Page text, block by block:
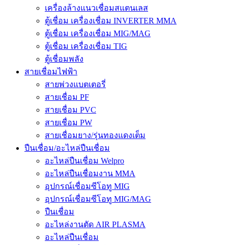
เครื่องล้างแนวเชื่อมสแตนเลส
ตู้เชื่อม เครื่องเชื่อม INVERTER MMA
ตู้เชื่อม เครื่องเชื่อม MIG/MAG
ตู้เชื่อม เครื่องเชื่อม TIG
ตู้เชื่อมพลัง
สายเชื่อมไฟฟ้า
สายพ่วงแบตเตอรี่
สายเชื่อม PF
สายเชื่อม PVC
สายเชื่อม PW
สายเชื่อมยาง/รุ่นทองแดงเต็ม
ปืนเชื่อม/อะไหล่ปืนเชื่อม
อะไหล่ปืนเชื่อม Welpro
อะไหล่ปืนเชื่อมงาน MMA
อุปกรณ์เชื่อมซีโอทู MIG
อุปกรณ์เชื่อมซีโอทู MIG/MAG
ปืนเชื่อม
อะไหล่งานตัด AIR PLASMA
อะไหล่ปืนเชื่อม